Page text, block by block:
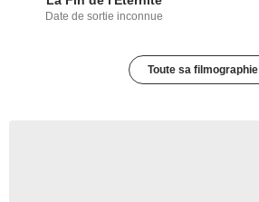
Date de sortie inconnue
Toute sa filmographie